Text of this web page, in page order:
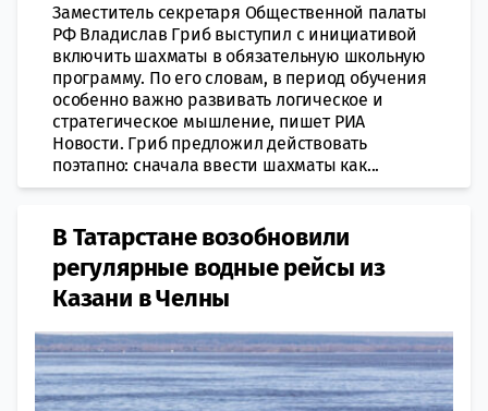
Заместитель секретаря Общественной палаты
РФ Владислав Гриб выступил с инициативой
включить шахматы в обязательную школьную
программу. По его словам, в период обучения
особенно важно развивать логическое и
стратегическое мышление, пишет РИА
Новости. Гриб предложил действовать
поэтапно: сначала ввести шахматы как...
В Татарстане возобновили
регулярные водные рейсы из
Казани в Челны